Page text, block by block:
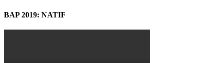
BAP 2019: NATIF